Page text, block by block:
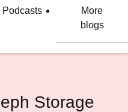
Podcasts
More
blogs
Storage